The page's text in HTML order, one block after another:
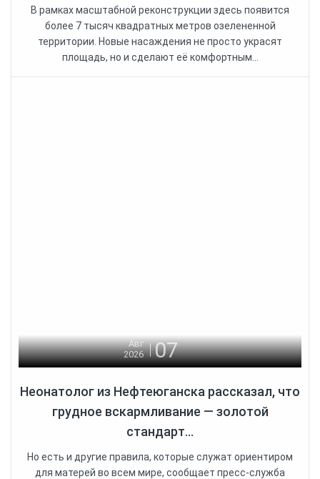
В рамках масштабной реконструкции здесь появится
более 7 тысяч квадратных метров озелененной
территории. Новые насаждения не просто украсят
площадь, но и сделают её комфортным...
Авг
2026
07
Неонатолог из Нефтеюганска рассказал, что
грудное вскармливание — золотой
стандарт...
Но есть и другие правила, которые служат ориентиром
для матерей во всем мире, сообщает пресс-служба